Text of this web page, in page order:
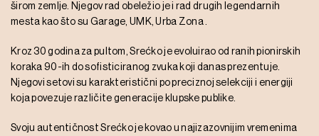
širom zemlje. Njegov rad obeležio je i rad drugih legendarnih
mesta kao što su Garage, UMK, Urba Zona .
Kroz 30 godina za pultom, Srećko je evoluirao od ranih pionirskih
koraka 90-ih do sofisticiranog zvuka koji danas prezentuje.
Njegovi setovi su karakteristični po preciznoj selekciji i energiji
koja povezuje različite generacije klupske publike.
Svoju autentičnost Srećko je kovao u najizazovnijim vremenima